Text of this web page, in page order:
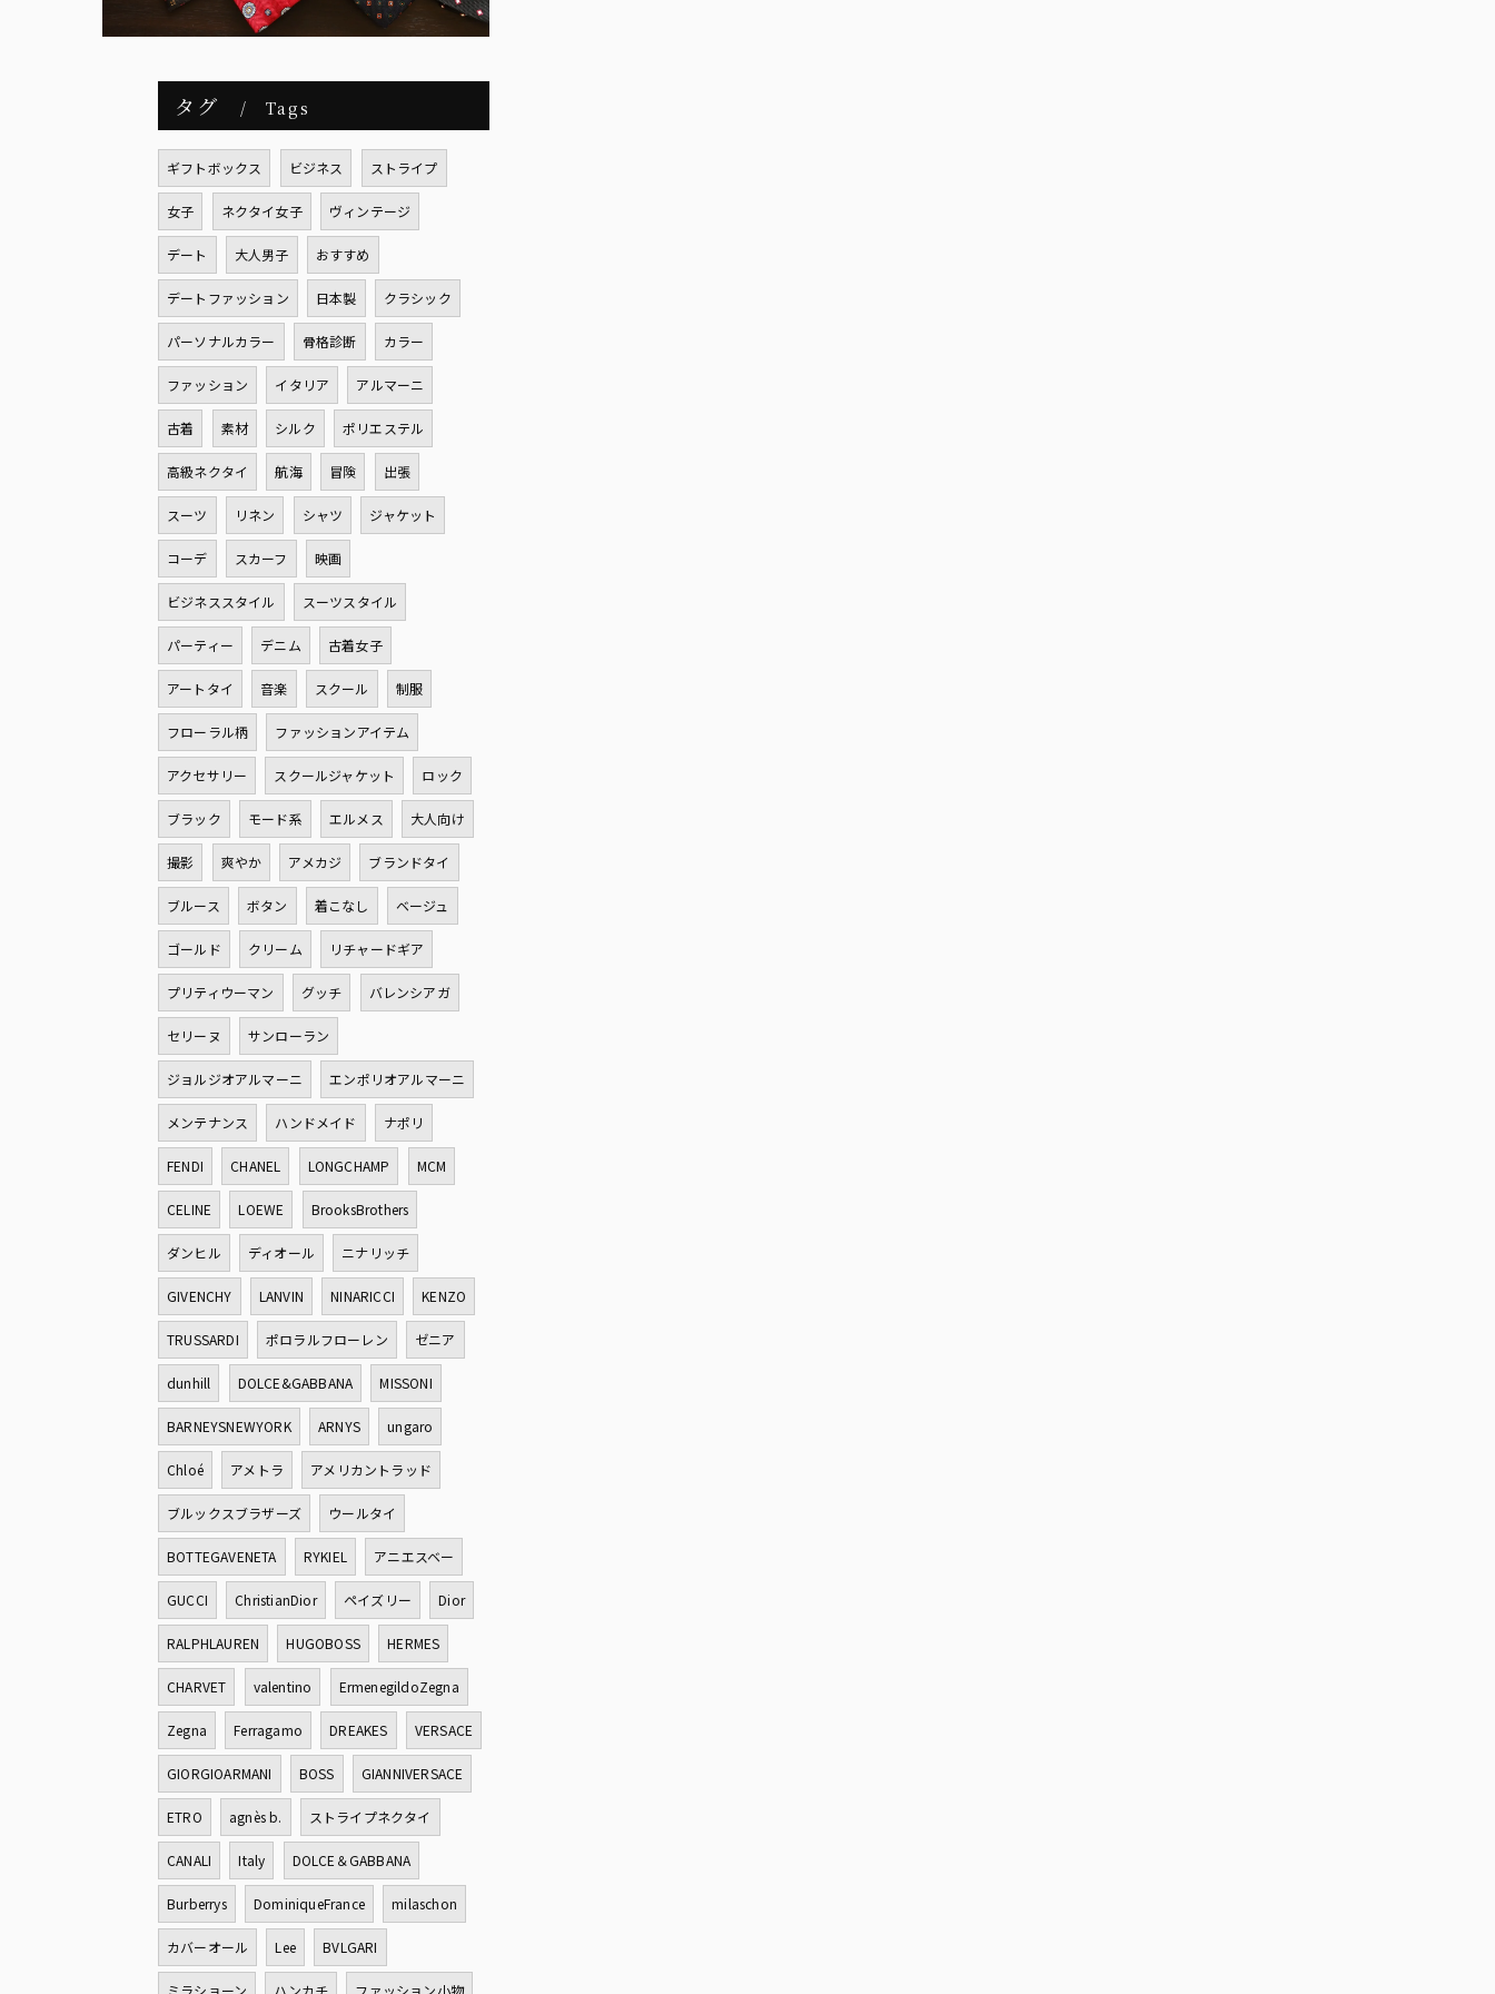
タグ Tags
ギフトボックス ビジネス ストライプ
女子 ネクタイ女子 ヴィンテージ
デート 大人男子 おすすめ
デートファッション 日本製 クラシック
パーソナルカラー 骨格診断 カラー
ファッション イタリア アルマーニ
古着 素材 シルク ポリエステル
高級ネクタイ 航海 冒険 出張
スーツ リネン シャツ ジャケット
コーデ スカーフ 映画
ビジネススタイル スーツスタイル
パーティー デニム 古着女子
アートタイ 音楽 スクール 制服
フローラル柄 ファッションアイテム
アクセサリー スクールジャケット ロック
ブラック モード系 エルメス 大人向け
撮影 爽やか アメカジ ブランドタイ
ブルース ボタン 着こなし ベージュ
ゴールド クリーム リチャードギア
プリティウーマン グッチ バレンシアガ
セリーヌ サンローラン
ジョルジオアルマーニ エンポリオアルマーニ
メンテナンス ハンドメイド ナポリ
FENDI CHANEL LONGCHAMP MCM
CELINE LOEWE BrooksBrothers
ダンヒル ディオール ニナリッチ
GIVENCHY LANVIN NINARICCI KENZO
TRUSSARDI ポロラルフローレン ゼニア
dunhill DOLCE&GABBANA MISSONI
BARNEYSNEWYORK ARNYS ungaro
Chloé アメトラ アメリカントラッド
ブルックスブラザーズ ウールタイ
BOTTEGAVENETA RYKIEL アニエスベー
GUCCI ChristianDior ペイズリー Dior
RALPHLAUREN HUGOBOSS HERMES
CHARVET valentino ErmenegildoZegna
Zegna Ferragamo DREAKES VERSACE
GIORGIOARMANI BOSS GIANNIVERSACE
ETRO agnès b. ストライプネクタイ
CANALI Italy DOLCE＆GABBANA
Burberrys DominiqueFrance milaschon
カバーオール Lee BVLGARI
ミラショーン ハンカチ ファッション小物